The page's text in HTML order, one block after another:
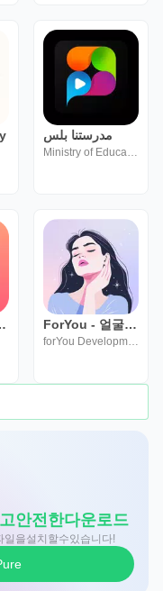
مدرستنا بلس
Ministry of Education and Technical Education
ForYou - 얼굴 마사지 및 피부 관리. 얼굴 관리
forYou Development
안전한다운로드
을설치할수있습니다!